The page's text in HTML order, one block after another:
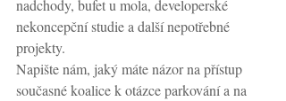
nadchody, bufet u mola, developerské
nekoncepční studie a další nepotřebné
projekty.
Napište nám, jaký máte názor na přístup
současné koalice k otázce parkování a na